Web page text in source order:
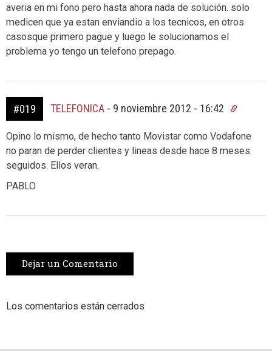
averia en mi fono pero hasta ahora nada de solución. solo
medicen que ya estan enviandio a los tecnicos, en otros
casosque primero pague y luego le solucionamos el
problema yo tengo un telefono prepago.
#019 TELEFONICA - 9 noviembre 2012 - 16:42
Opino lo mismo, de hecho tanto Movistar como Vodafone
no paran de perder clientes y lineas desde hace 8 meses
seguidos. Ellos veran.
PABLO
Dejar un Comentario
Los comentarios están cerrados